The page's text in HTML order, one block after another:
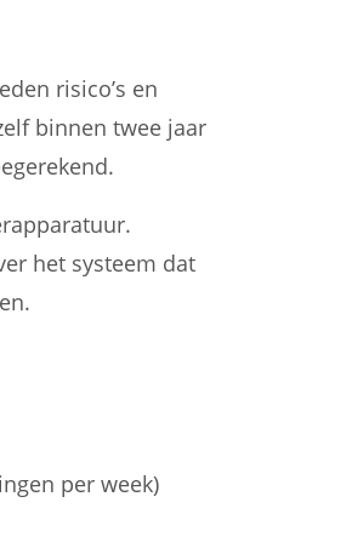
risico’s en
binnen twee jaar
het systeem dat
per week)